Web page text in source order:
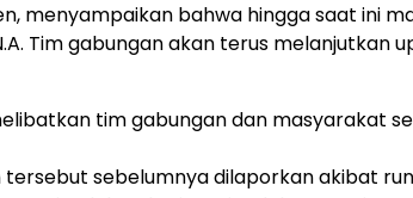
menyampaikan bahwa hingga saat ini
Tim gabungan akan terus melanjutkan
tim gabungan dan masyarakat
sebelumnya dilaporkan akibat